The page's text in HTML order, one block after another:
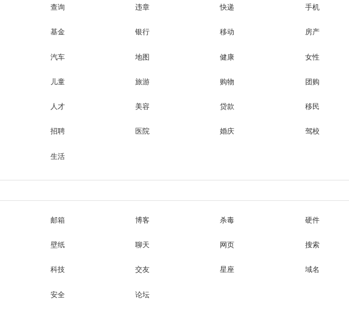
查询 违章 快递 手机
基金 银行 移动 房产
汽车 地图 健康 女性
儿童 旅游 购物 团购
人才 美容 贷款 移民
招聘 医院 婚庆 驾校
生活
邮箱 博客 杀毒 硬件
壁纸 聊天 网页 搜索
科技 交友 星座 域名
安全 论坛